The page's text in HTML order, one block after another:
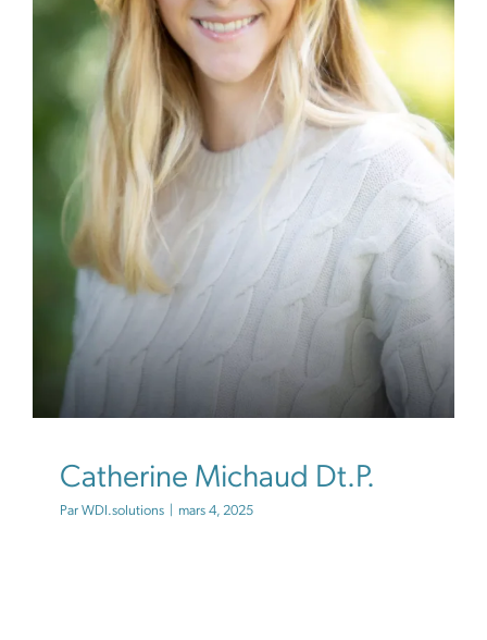
Carrières
Devenir membre
CATHERINE MICHAUD DT.P.
Catherine Michaud Dt.P.
Par WDI.solutions mars 4, 2025